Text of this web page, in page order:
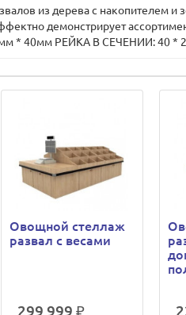
из дерева с накопителем и
демонстрирует
* 40мм РЕЙКА В СЕЧЕНИИ: 40 *
Овощной стеллаж
развал с весами
299 999 ₽